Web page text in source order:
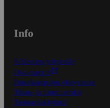
Info
S-Business yrityksille
Oiva-raportit
Osuuskauppojen yhteystiedot
Tilaus- ja toimitusehdot
Tietosuojakäytäntö